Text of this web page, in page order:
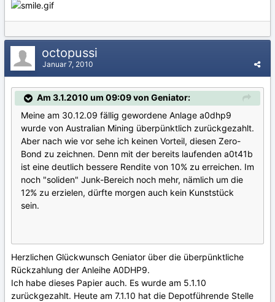
octopussi
Januar 7, 2010
Am 3.1.2010 um 09:09 von Geniator:
Meine am 30.12.09 fällig gewordene Anlage a0dhp9
wurde von Australian Mining überpünktlich zurückgezahlt.
Aber nach wie vor sehe ich keinen Vorteil, diesen Zero-
Bond zu zeichnen. Denn mit der bereits laufenden a0t41b
ist eine deutlich bessere Rendite von 10% zu erreichen. Im
noch "soliden" Junk-Bereich noch mehr, nämlich um die
12% zu erzielen, dürfte morgen auch kein Kunststück
sein.
Herzlichen Glückwunsch Geniator über die überpünktliche
Rückzahlung der Anleihe A0DHP9.
Ich habe dieses Papier auch. Es wurde am 5.1.10
zurückgezahlt. Heute am 7.1.10 hat die Depotführende Stelle